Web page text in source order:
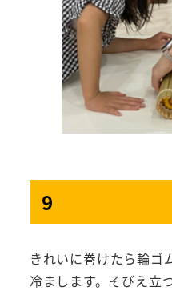
9
きれいに巻けたら輪ゴ
冷まします。そびえ立